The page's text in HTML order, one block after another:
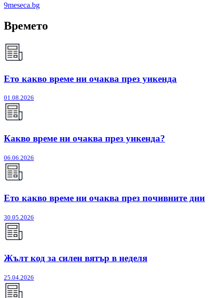
9meseca.bg
Времето
Ето какво време ни очаква през уикенда
01.08.2026
Какво време ни очаква през уикенда?
06.06.2026
Ето какво време ни очаква през почивните дни
30.05.2026
Жълт код за силен вятър в неделя
25.04.2026